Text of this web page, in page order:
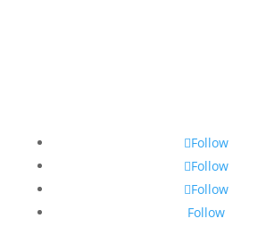
Follow
Follow
Follow
Follow